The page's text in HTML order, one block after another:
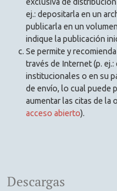
exclusiva de
ej.: depositarla en un
publicarla en un
indique la publicación
Se permite y
través de Internet (p.
institucionales o en su
de envío, lo cual puede
aumentar las citas de la
acceso abierto).
Descargas